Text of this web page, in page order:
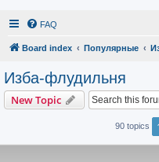
FAQ
Board index Популярные
Изба-флудильня
New Topic
90 topics